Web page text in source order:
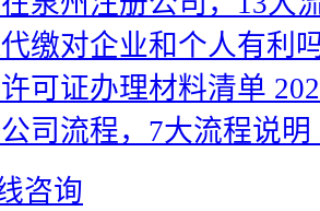
缴对企业和个人有利
可证办理材料清单
司流程，7大流程说明
咨询